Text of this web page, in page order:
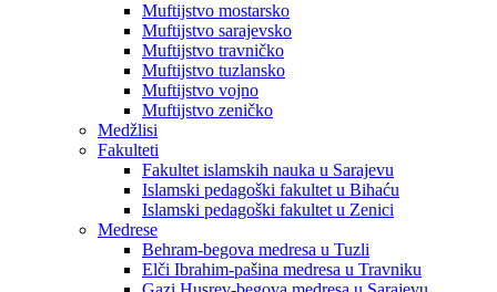
Muftijstvo mostarsko
Muftijstvo sarajevsko
Muftijstvo travničko
Muftijstvo tuzlansko
Muftijstvo vojno
Muftijstvo zeničko
Medžlisi
Fakulteti
Fakultet islamskih nauka u Sarajevu
Islamski pedagoški fakultet u Bihaću
Islamski pedagoški fakultet u Zenici
Medrese
Behram-begova medresa u Tuzli
Elči Ibrahim-pašina medresa u Travniku